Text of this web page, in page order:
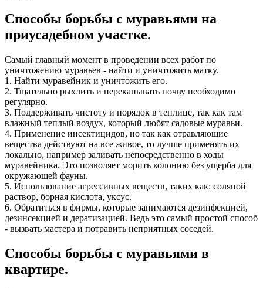
Способы борьбы с муравьями на
приусадебном участке.
Самый главный момент в проведении всех работ по
уничтожению муравьев - найти и уничтожить матку.
1. Найти муравейник и уничтожить его.
2. Тщательно рыхлить и перекапывать почву необходимо
регулярно.
3. Поддерживать чистоту и порядок в теплице, так как там
влажный теплый воздух, который любят садовые муравьи.
4. Применение инсектицидов, но так как отравляющие
вещества действуют на все живое, то лучше применять их
локально, например заливать непосредственно в ходы
муравейника. Это позволяет морить колонию без ущерба для
окружающей фауны.
5. Использование агрессивных веществ, таких как: соляной
раствор, борная кислота, уксус.
6. Обратиться в фирмы, которые занимаются дезинфекцией,
дезинсекцией и дератизацией. Ведь это самый простой способ
- вызвать мастера и потравить неприятных соседей.
Способы борьбы с муравьями в
квартире.